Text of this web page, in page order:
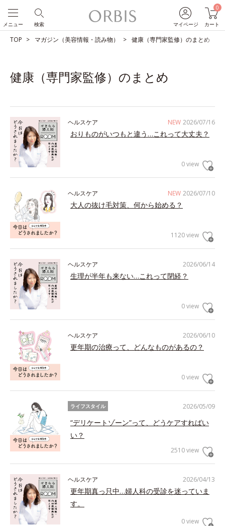
マイページ
0
カート
検索
メニュー
TOP マガジン（美容情報・読み物） 健康（専門家監修）のまとめ
健康（専門家監修）のまとめ
NEW 2026/07/16
ヘルスケア
おりものがいつもと違う…これって大丈夫？
0 view
NEW 2026/07/10
ヘルスケア
大人の抜け毛対策、何から始める？
1120 view
2026/06/14
ヘルスケア
生理が半年も来ない…これって閉経？
0 view
2026/06/10
ヘルスケア
更年期の治療って、どんなものがあるの？
0 view
2026/05/09
ライフスタイル
“デリケートゾーン”って、どうケアすればい
い？
2510 view
2026/04/13
ヘルスケア
更年期真っ只中…婦人科の受診を迷っていま
す。
0 view